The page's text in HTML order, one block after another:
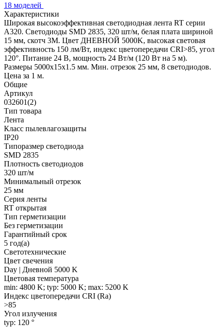
18 моделей
Характеристики
Широкая высокоэффективная светодиодная лента RT серии
A320. Светодиоды SMD 2835, 320 шт/м, белая плата шириной
15 мм, скотч 3M. Цвет ДНЕВНОЙ 5000K, высокая световая
эффективность 150 лм/Вт, индекс цветопередачи CRI>85, угол
120°. Питание 24 В, мощность 24 Вт/м (120 Вт на 5 м).
Размеры 5000x15x1.5 мм. Мин. отрезок 25 мм, 8 светодиодов.
Цена за 1 м.
Общие
Артикул
032601(2)
Тип товара
Лента
Класс пылевлагозащиты
IP20
Типоразмер светодиода
SMD 2835
Плотность светодиодов
320 шт/м
Минимальный отрезок
25 мм
Серия ленты
RT открытая
Тип герметизации
Без герметизации
Гарантийный срок
5 год(а)
Светотехнические
Цвет свечения
Day | Дневной 5000 K
Цветовая температура
min: 4800 K; typ: 5000 K; max: 5200 K
Индекс цветопередачи CRI (Ra)
>85
Угол излучения
typ: 120 °